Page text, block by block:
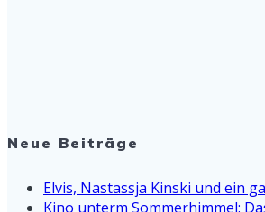
Neue Beiträge
Elvis, Nastassja Kinski und ein
Kino unterm Sommerhimmel: